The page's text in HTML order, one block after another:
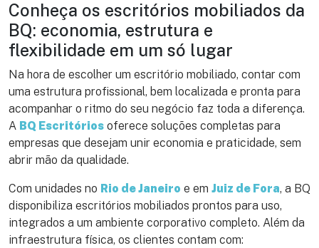
Conheça os escritórios mobiliados da
BQ: economia, estrutura e
flexibilidade em um só lugar
Na hora de escolher um escritório mobiliado, contar com
uma estrutura profissional, bem localizada e pronta para
acompanhar o ritmo do seu negócio faz toda a diferença.
A BQ Escritórios oferece soluções completas para
empresas que desejam unir economia e praticidade, sem
abrir mão da qualidade.
Com unidades no Rio de Janeiro e em Juiz de Fora, a BQ
disponibiliza escritórios mobiliados prontos para uso,
integrados a um ambiente corporativo completo. Além da
infraestrutura física, os clientes contam com: